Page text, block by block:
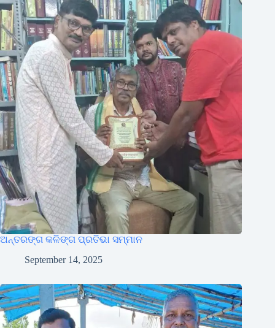
ଅନ୍ତରଙ୍ଗ କଳିଙ୍ଗ ପ୍ରତିଭା ସମ୍ମାନ
September 14, 2025